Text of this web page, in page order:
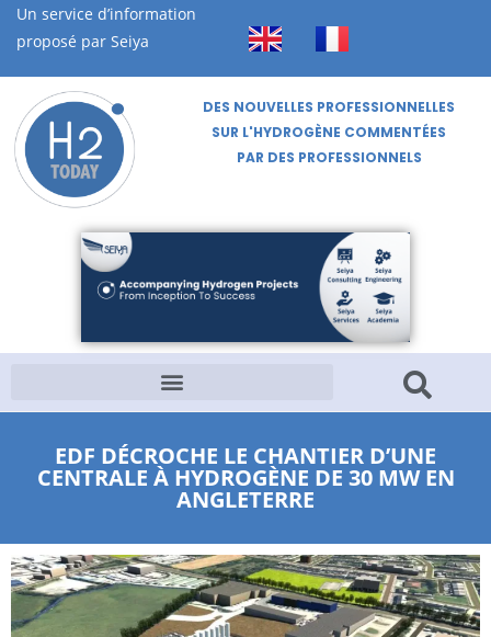
Un service d’information
proposé par Seiya
DES NOUVELLES PROFESSIONNELLES
SUR L'HYDROGÈNE COMMENTÉES
PAR DES PROFESSIONNELS
EDF DÉCROCHE LE CHANTIER D’UNE
CENTRALE À HYDROGÈNE DE 30 MW EN
ANGLETERRE